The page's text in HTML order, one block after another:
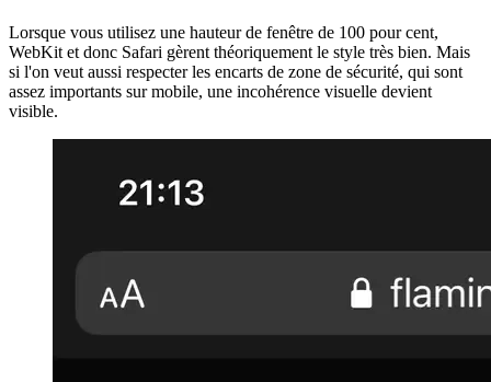
24 juin 2021
Fixation WebKit et une hauteur de 100vh
Lorsque vous utilisez une hauteur de fenêtre de 100 pour cent,
WebKit et donc Safari gèrent théoriquement le style très bien. Mais
assez importants sur mobile, une incohérence visuelle devient